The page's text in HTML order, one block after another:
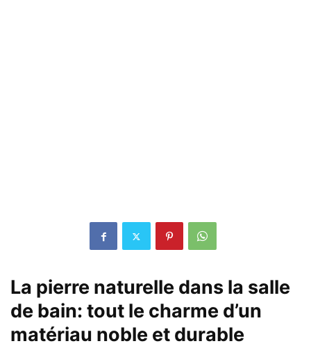
La pierre naturelle dans la salle
de bain: tout le charme d’un
matériau noble et durable